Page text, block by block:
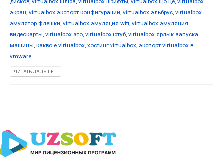
дисков, virtualbox шлюз, virtualbox шрифты, virtualbox що це, virtualbox
экран, virtualbox экспорт конфигурации, virtualbox эльбрус, virtualbox
эмулятор флешки, virtualbox эмуляция wifi, virtualbox эмуляция
видеокарты, virtualbox это, virtualbox ютуб, virtualbox ярлык запуска
машины, какво е virtualbox, хостинг virtualbox, экспорт virtualbox в
vmware
ЧИТАТЬ ДАЛЬШЕ...